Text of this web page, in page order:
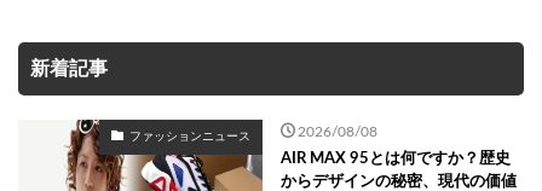
新着記事
ファッションニュース 2026/08/08
AIR MAX 95とは何ですか？歴史
からデザインの秘密、現代の価値